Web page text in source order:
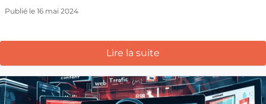
Publié le 16 mai 2024
Lire la suite